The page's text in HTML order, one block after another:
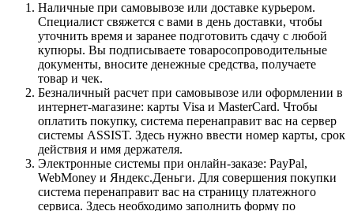
Наличные при самовывозе или доставке курьером.
Специалист свяжется с вами в день доставки, чтобы
уточнить время и заранее подготовить сдачу с любой
купюры. Вы подписываете товаросопроводительные
документы, вносите денежные средства, получаете
товар и чек.
Безналичный расчет при самовывозе или оформлении в
интернет-магазине: карты Visa и MasterCard. Чтобы
оплатить покупку, система перенаправит вас на сервер
системы ASSIST. Здесь нужно ввести номер карты, срок
действия и имя держателя.
Электронные системы при онлайн-заказе: PayPal,
WebMoney и Яндекс.Деньги. Для совершения покупки
система перенаправит вас на страницу платежного
сервиса. Здесь необходимо заполнить форму по